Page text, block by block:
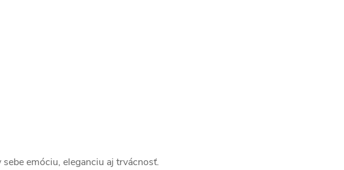
emóciu, eleganciu aj trvácnosť.